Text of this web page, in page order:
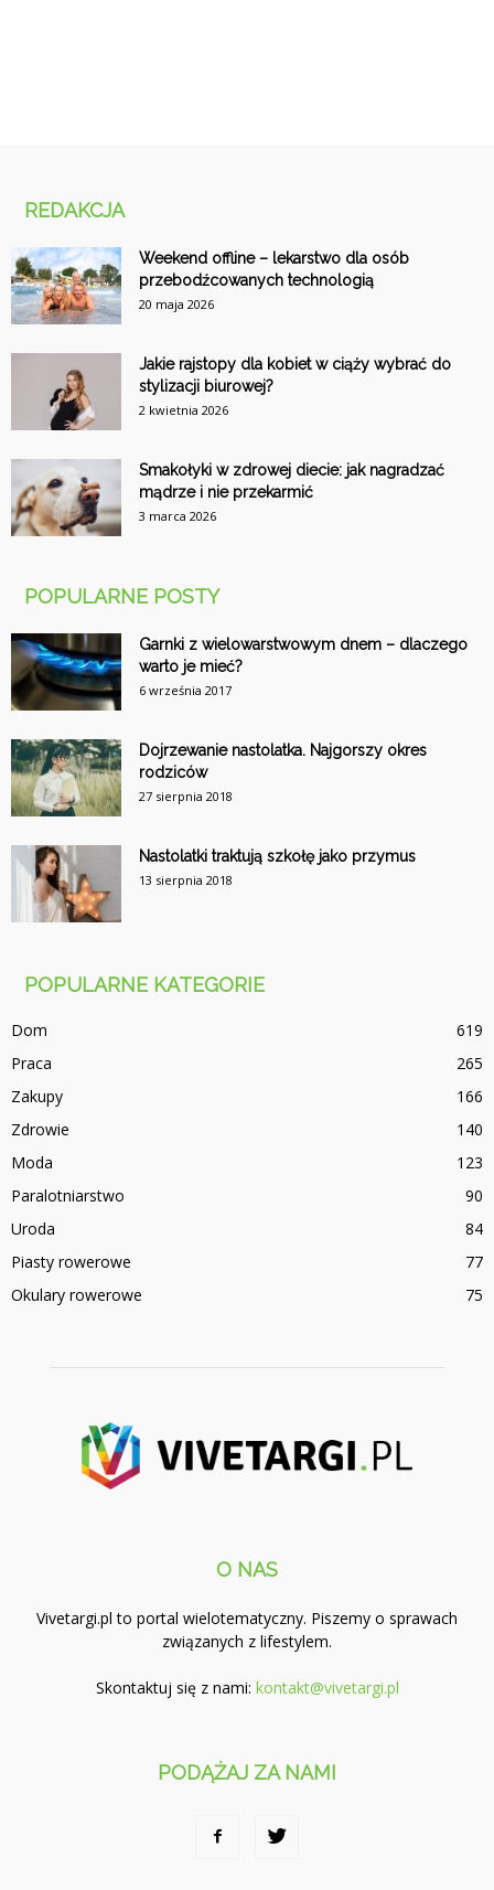
REDAKCJA
Weekend offline – lekarstwo dla osób
przebodźcowanych technologią
20 maja 2026
Jakie rajstopy dla kobiet w ciąży wybrać do
stylizacji biurowej?
2 kwietnia 2026
Smakołyki w zdrowej diecie: jak nagradzać
mądrze i nie przekarmić
3 marca 2026
POPULARNE POSTY
Garnki z wielowarstwowym dnem – dlaczego
warto je mieć?
6 września 2017
Dojrzewanie nastolatka. Najgorszy okres
rodziców
27 sierpnia 2018
Nastolatki traktują szkołę jako przymus
13 sierpnia 2018
POPULARNE KATEGORIE
Dom
619
Praca
265
Zakupy
166
Zdrowie
140
Moda
123
Paralotniarstwo
90
Uroda
84
Piasty rowerowe
77
Okulary rowerowe
75
O NAS
Vivetargi.pl to portal wielotematyczny. Piszemy o sprawach
związanych z lifestylem.
Skontaktuj się z nami: kontakt@vivetargi.pl
PODĄŻAJ ZA NAMI